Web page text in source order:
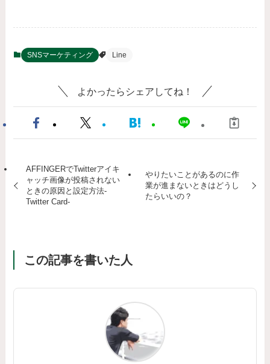
SNSマーケティング Line
よかったらシェアしてね！
AFFINGERでTwitterアイキ
ャッチ画像が投稿されない
ときの原因と設定方法-
Twitter Card-
やりたいことがあるのに作
業が進まないときはどうし
たらいいの？
この記事を書いた人